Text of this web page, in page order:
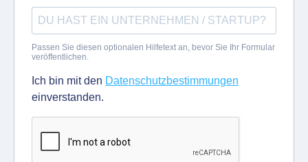
Passen Sie diesen optionalen Hilfetext an, bevor Sie Ihr Formular
veröffentlichen.
Ich bin mit den Datenschutzbestimmungen
einverstanden.